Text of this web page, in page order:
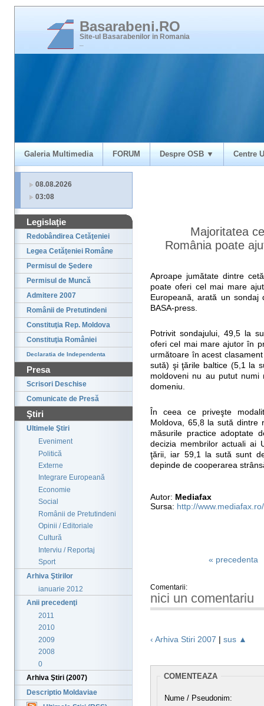
Basarabeni.RO
Site-ul Basarabenilor in Romania
Galeria Multimedia FORUM Despre OSB ▼ Centre
08.08.2026
03:08
Legislaţie
Redobândirea Cetăţeniei
Legea Cetăţeniei Române
Permisul de Şedere
Permisul de Muncă
Admitere 2007
Românii de Pretutindeni
Constituţia Rep. Moldova
Constituţia României
Declaratia de Independenta
Presa
Scrisori Deschise
Comunicate de Presă
Ştiri
Ultimele Ştiri
Eveniment
Politică
Externe
Integrare Europeană
Economie
Social
Românii de Pretutindeni
Opinii / Editoriale
Cultură
Interviu / Reportaj
Sport
Arhiva Ştirilor
ianuarie 2012
Anii precedenţi
2011
2010
2009
2008
0
Arhiva Ştiri (2007)
Descriptio Moldaviae
Majoritatea
România poate
Aproape jumătate dintre
poate oferi cel mai mare
Europeană, arată un
BASA-press.
Potrivit sondajului, 49,5 la
oferi cel mai mare ajutor în
următoare în acest
sută) şi ţările baltice (5,1 la
moldoveni nu au putut
domeniu.
În ceea ce priveşte
Moldova, 65,8 la sută dintre
măsurile practice adoptate
decizia membrilor actuali ai
ţării, iar 59,1 la sută sunt
depinde de cooperarea
Autor: Mediafax
Sursa: http://www.mediafax.ro/
« precedenta
Comentarii:
nici un comentariu
‹ Arhiva Stiri 2007 | sus ▲
COMENTEAZA
Nume / Pseudonim: